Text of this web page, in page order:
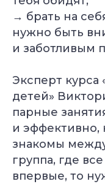
→ брать на
нужно быть
и заботливым
Эксперт курса
детей»
парные
и эффективно,
знакомы
группа, где
впервые, то